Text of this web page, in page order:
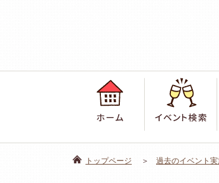
トップページ 過去のイベント